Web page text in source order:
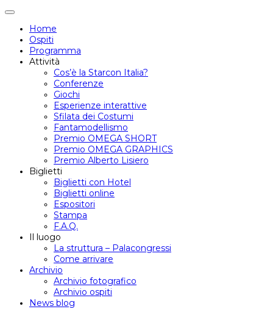
Attiva/disattiva
navigazione
Home
Ospiti
Programma
Attività
Cos’è la Starcon Italia?
Conferenze
Giochi
Esperienze interattive
Sfilata dei Costumi
Fantamodellismo
Premio OMEGA SHORT
Premio OMEGA GRAPHICS
Premio Alberto Lisiero
Biglietti
Biglietti con Hotel
Biglietti online
Espositori
Stampa
F.A.Q.
Il luogo
La struttura – Palacongressi
Come arrivare
Archivio
Archivio fotografico
Archivio ospiti
News blog